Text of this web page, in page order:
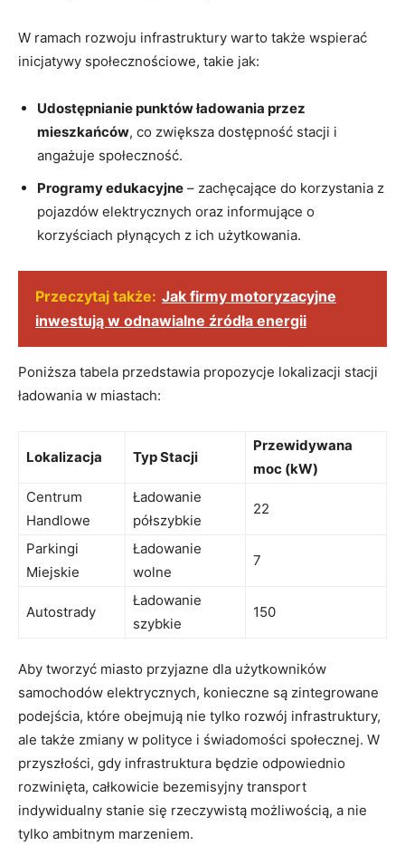
W ramach rozwoju infrastruktury warto także wspierać
inicjatywy społecznościowe, takie jak:
Udostępnianie punktów ładowania przez
mieszkańców, co zwiększa dostępność stacji ⁤i
angażuje społeczność.
Programy edukacyjne – zachęcające do korzystania⁤ z
⁤pojazdów‍ elektrycznych⁢ oraz informujące o​
korzyściach płynących z ich użytkowania.
Przeczytaj także: Jak firmy motoryzacyjne
inwestują w odnawialne źródła energii
Poniższa tabela przedstawia propozycje⁣ lokalizacji stacji
ładowania w miastach:
Lokalizacja Typ Stacji
Przewidywana
moc⁤ (kW)
Centrum
Handlowe
Ładowanie
półszybkie
22
Parkingi
Miejskie
Ładowanie
⁣wolne
7
Autostrady
Ładowanie
szybkie
150
Aby tworzyć miasto przyjazne dla‍ użytkowników
samochodów elektrycznych, konieczne są zintegrowane
podejścia, które obejmują nie tylko rozwój infrastruktury,
ale‌ także zmiany ⁢w polityce i świadomości społecznej. W
przyszłości, gdy infrastruktura będzie ​odpowiednio
rozwinięta, całkowicie bezemisyjny transport
indywidualny stanie ⁤się‍ rzeczywistą możliwością, a nie
tylko ambitnym marzeniem.